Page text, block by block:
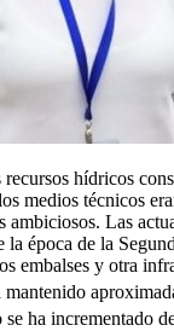
hídricos
medios técnicos
Las
época de la
y otra
ha incrementado